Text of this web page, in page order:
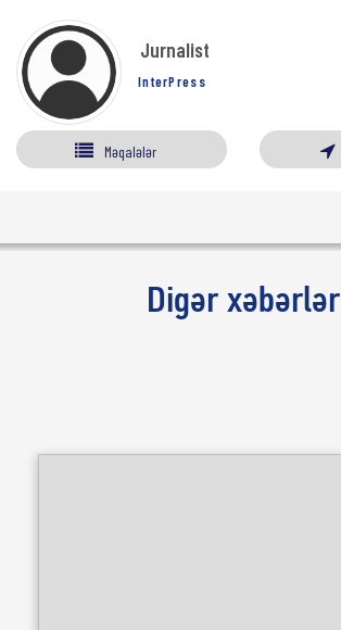
Jurnalist
InterPress
Məqalələr
Digər xəbərlər